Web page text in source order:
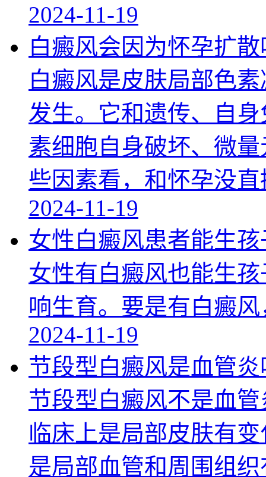
2024-11-19
白癜风会因为怀孕扩散
白癜风是皮肤局部色
发生。它和遗传、自
素细胞自身破坏、微
些因素看，和怀孕没
2024-11-19
女性白癜风患者能生孩
女性有白癜风也能生
响生育。要是有白癜
2024-11-19
节段型白癜风是血管炎
节段型白癜风不是血
临床上是局部皮肤有
是局部血管和周围组